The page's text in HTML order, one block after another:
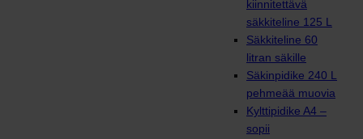
kiinnitettävä
säkkiteline 125 L
Säkkiteline 60
litran säkille
Säkinpidike 240 L
pehmeää muovia
Kylttipidike A4 –
sopii